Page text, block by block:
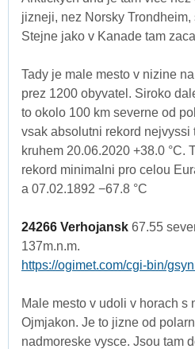
jizneji, nez Norsky
Stejne jako v Kanade tam
Tady je male mesto v nizine
prez 1200 obyvatel. Siroko
to okolo 100 km severne od
vsak absolutni rekord nejvyssi
kruhem 20.06.2020 +38.0 °C.
rekord minimalni pro celou
a 07.02.1892 −67.8 °C
24266 Verhojansk 67.55
137m.n.m.
https://ogimet.com/cgi-bin/
Male mesto v udoli v horach s
Ojmjakon. Je to jizne od
nadmoreske vysce. Jsou tam